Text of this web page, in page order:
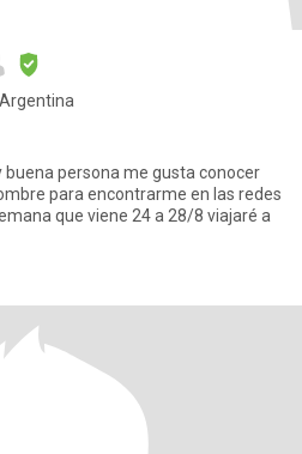
persona me gusta conocer
para encontrarme en las redes
que viene 24 a 28/8 viajaré a